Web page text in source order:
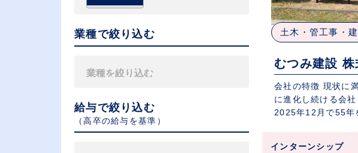
業種で絞り込む
給与で絞り込む
（⾼卒の給与を基準）
土木・管工事・
むつみ建設 株
会社の特徴 現状に
に進化し続ける会
2025年12月で55年
インターンシップ